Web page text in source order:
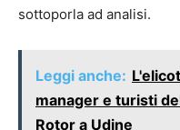
sottoporla ad analisi.
Leggi anche:
manager e turisti
Rotor a Udine